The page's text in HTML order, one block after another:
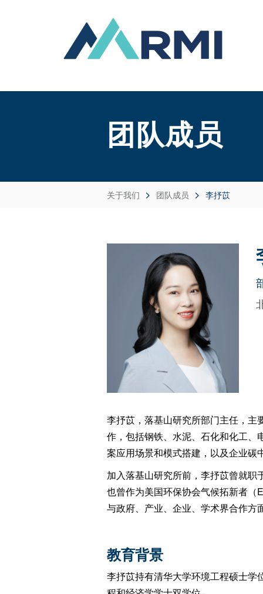
团队成员
关于我们 团队成员 李抒苡
李抒苡，落基山研究所部门主任，
作，包括钢铁、水泥、石化和化工、
案应用场景和模式搭建，以及企业碳
加入落基山研究所前，李抒苡曾就
也曾作为美国环保协会气候拓新者
与政府、产业、企业、学术界合作方
教育背景
李抒苡持有清华大学环境工程硕士学